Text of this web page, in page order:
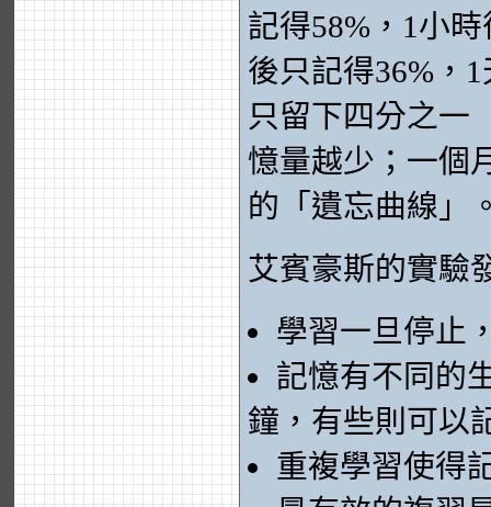
記得58%，1小
後只記得36%，
只留下四分之一
憶量越少；一個
的「遺忘曲線」
艾賓豪斯的實驗
學習一旦停止
記憶有不同的
鐘，有些則可以
重複學習使得